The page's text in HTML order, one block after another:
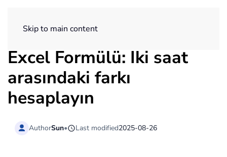
Skip to main content
Excel Formülü: İki saat
arasındaki farkı
hesaplayın
AuthorSun• Last modified2025-08-26